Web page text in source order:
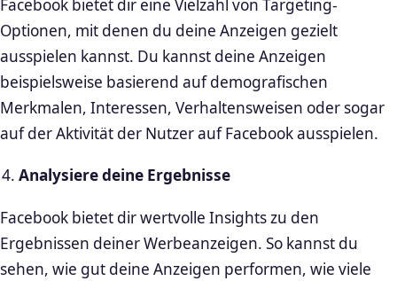
Facebook bietet dir eine Vielzahl von Targeting-
Optionen, mit denen du deine Anzeigen gezielt
ausspielen kannst. Du kannst deine Anzeigen
beispielsweise basierend auf demografischen
Merkmalen, Interessen, Verhaltensweisen oder sogar
auf der Aktivität der Nutzer auf Facebook ausspielen.
Analysiere deine Ergebnisse
Facebook bietet dir wertvolle Insights zu den
Ergebnissen deiner Werbeanzeigen. So kannst du
sehen, wie gut deine Anzeigen performen, wie viele